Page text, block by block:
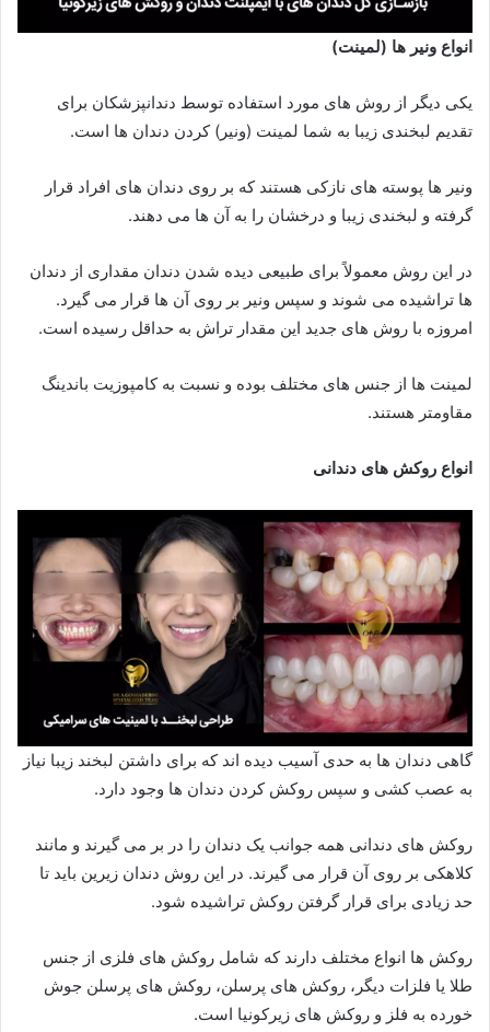
انواع ونیر ها (لمینت)
یکی دیگر از روش های مورد استفاده توسط دندانپزشکان برای
تقدیم لبخندی زیبا به شما لمینت (ونیر) کردن دندان ها است.
ونیر ها پوسته های نازکی هستند که بر روی دندان های افراد قرار
گرفته و لبخندی زیبا و درخشان را به آن ها می دهند.
در این روش معمولاً برای طبیعی دیده شدن دندان مقداری از دندان
ها تراشیده می شوند و سپس ونیر بر روی آن ها قرار می گیرد.
امروزه با روش های جدید این مقدار تراش به حداقل رسیده است.
لمینت ها از جنس های مختلف بوده و نسبت به کامپوزیت باندینگ
مقاومتر هستند.
انواع روکش های دندانی
گاهی دندان ها به حدی آسیب دیده اند که برای داشتن لبخند زیبا نیاز
به عصب کشی و سپس روکش کردن دندان ها وجود دارد.
روکش های دندانی همه جوانب یک دندان را در بر می گیرند و مانند
کلاهکی بر روی آن قرار می گیرند. در این روش دندان زیرین باید تا
حد زیادی برای قرار گرفتن روکش تراشیده شود.
روکش ها انواع مختلف دارند که شامل روکش های فلزی از جنس
طلا یا فلزات دیگر، روکش های پرسلن، روکش های پرسلن جوش
خورده به فلز و روکش های زیرکونیا است.